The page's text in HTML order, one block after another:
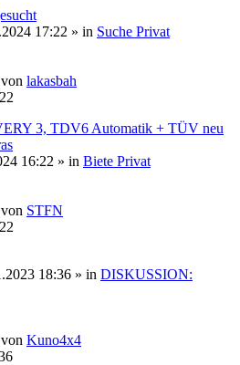
17:22 » in Suche Privat
von lakasbah
3, TDV6 Automatik + TÜV neu
16:22 » in Biete Privat
von STFN
18:36 » in DISKUSSION:
von Kuno4x4